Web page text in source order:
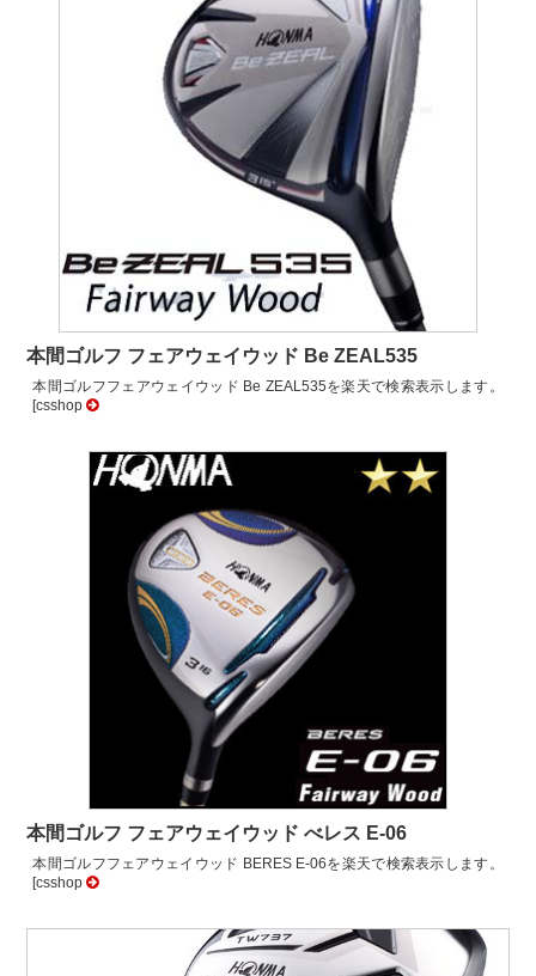
本間ゴルフ フェアウェイウッド Be ZEAL535
本間ゴルフフェアウェイウッド Be ZEAL535を楽天で検索表示します。
[csshop
本間ゴルフ フェアウェイウッド べレス E-06
本間ゴルフフェアウェイウッド BERES E-06を楽天で検索表示します。
[csshop